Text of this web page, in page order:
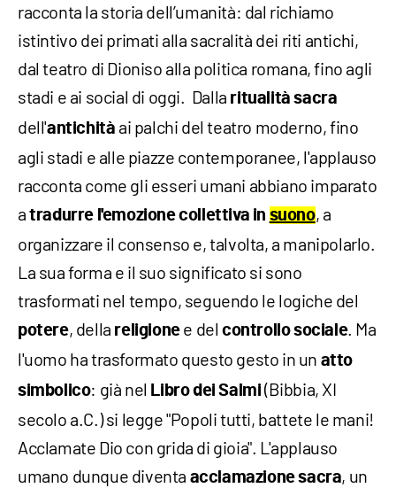
racconta la storia dell’umanità: dal richiamo
istintivo dei primati alla sacralità dei riti antichi,
dal teatro di Dioniso alla politica romana, fino agli
stadi e ai social di oggi. Dalla ritualità sacra
dell'antichità ai palchi del teatro moderno, fino
agli stadi e alle piazze contemporanee, l'applauso
racconta come gli esseri umani abbiano imparato
atradurre l'emozione collettiva in suono, a
organizzare il consenso e, talvolta, a manipolarlo.
La sua forma e il suo significato si sono
trasformati nel tempo, seguendo le logiche del
potere, della religionee delcontrollo sociale. Ma
l'uomo ha trasformato questo gesto in un atto
simbolico: già nel Libro dei Salmi (Bibbia, XI
secolo a.C.) si legge "Popoli tutti, battete le mani!
Acclamate Dio con grida di gioia". L'applauso
umano dunque diventa acclamazione sacra, un